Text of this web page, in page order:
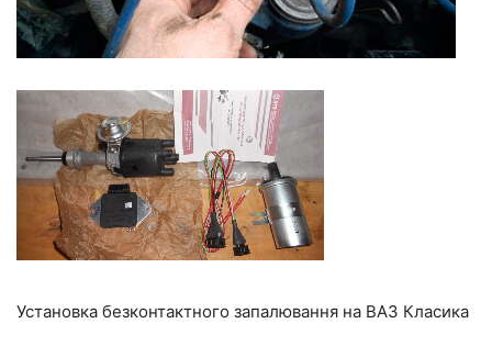
Установка безконтактного запалювання на ВАЗ Класика